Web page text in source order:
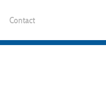
Contact